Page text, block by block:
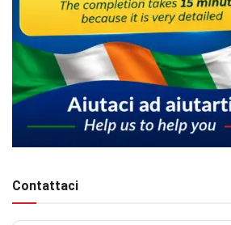
Contattaci